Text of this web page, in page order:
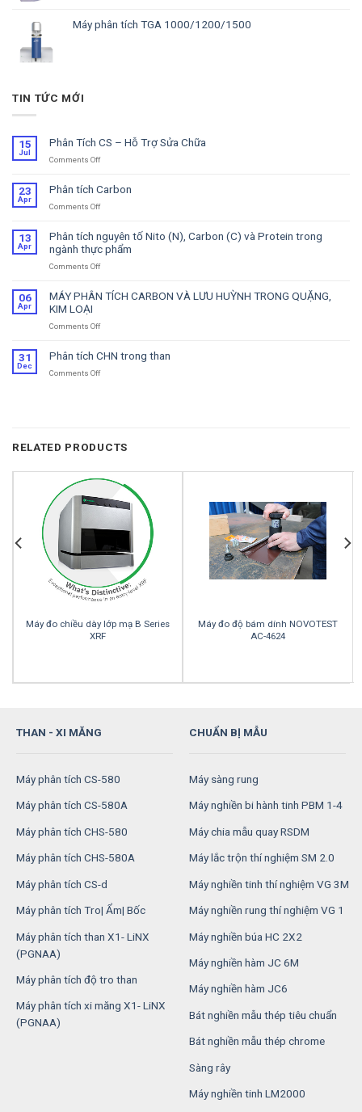
Máy phân tích TGA 1000/1200/1500
TIN TỨC MỚI
15
Jul
Phân Tích CS – Hỗ Trợ Sửa Chữa
Comments Offon
Tích
CS
Sửa
Chữa
23
Apr
Phân tích Carbon
Comments Offon
Carbon
13
Apr
Phân tích nguyên tố Nito (N), Carbon (C) và Protein trong
ngành thực phẩm
Comments Offon
tích
nguyên
Nito
Carbon
06
Apr
MÁY PHÂN TÍCH CARBON VÀ LƯU HUỲNH TRONG QUẶNG,
KIM LOẠI
Comments Offon
TÍCH
KIM
31
Dec
Phân tích CHN trong than
Comments Offon
RELATED PRODUCTS
Máy đo chiều dày lớp mạ B Series
XRF
Máy đo độ bám dính NOVOTEST
AC-4624
THAN - XI MĂNG
Máy phân tích CS-580
Máy phân tích CS-580A
Máy phân tích CHS-580
Máy phân tích CHS-580A
Máy phân tích CS-d
Máy phân tích Tro| Ẩm| Bốc
Máy phân tích than X1- LiNX
(PGNAA)
Máy phân tích độ tro than
Máy phân tích xi măng X1- LiNX
(PGNAA)
CHUẨN BỊ MẪU
Máy sàng rung
Máy nghiền bi hành tinh PBM 1-4
Máy chia mẫu quay RSDM
Máy lắc trộn thí nghiệm SM 2.0
Máy nghiền tinh thí nghiệm VG 3M
Máy nghiền rung thí nghiệm VG 1
Máy nghiền búa HC 2X2
Máy nghiền hàm JC 6M
Máy nghiền hàm JC6
Bát nghiền mẫu thép tiêu chuẩn
Bát nghiền mẫu thép chrome
Sàng rây
Máy nghiền tinh LM2000